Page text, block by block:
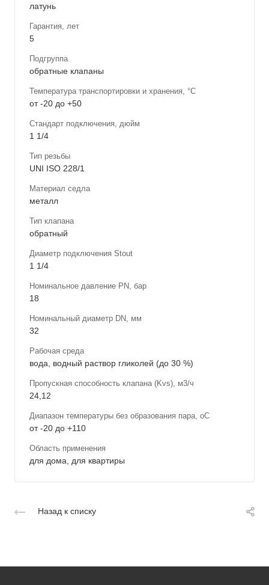
латунь
Гарантия, лет
5
Подгруппа
обратные клапаны
Температура транспортировки и хранения, °С
от -20 до +50
Стандарт подключения, дюйм
1 1/4
Тип резьбы
UNI ISO 228/1
Материал седла
металл
Тип клапана
обратный
Диаметр подключения Stout
1 1/4
Номинальное давление PN, бар
18
Номинальный диаметр DN, мм
32
Рабочая среда
вода, водный раствор гликолей (до 30 %)
Пропускная способность клапана (Kvs), м3/ч
24,12
Диапазон температуры без образования пара, оС
от -20 до +110
Область применения
для дома, для квартиры
Назад к списку